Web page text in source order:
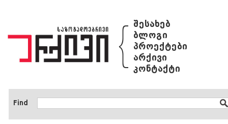
{ შესახებ
ბლოგი
პროექტები
არქივი
კონტაქტი
Find